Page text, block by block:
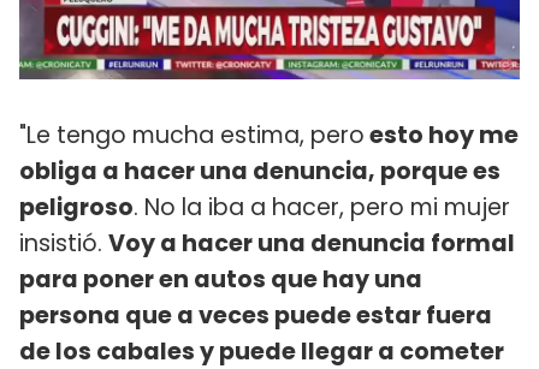
"Le tengo mucha estima, peroesto hoy me
obliga a hacer una denuncia, porque es
peligroso. No la iba a hacer, pero mi mujer
insistió. Voy a hacer una denuncia formal
para poner en autos que hay una
persona que a veces puede estar fuera
de los cabales y puede llegar a cometer